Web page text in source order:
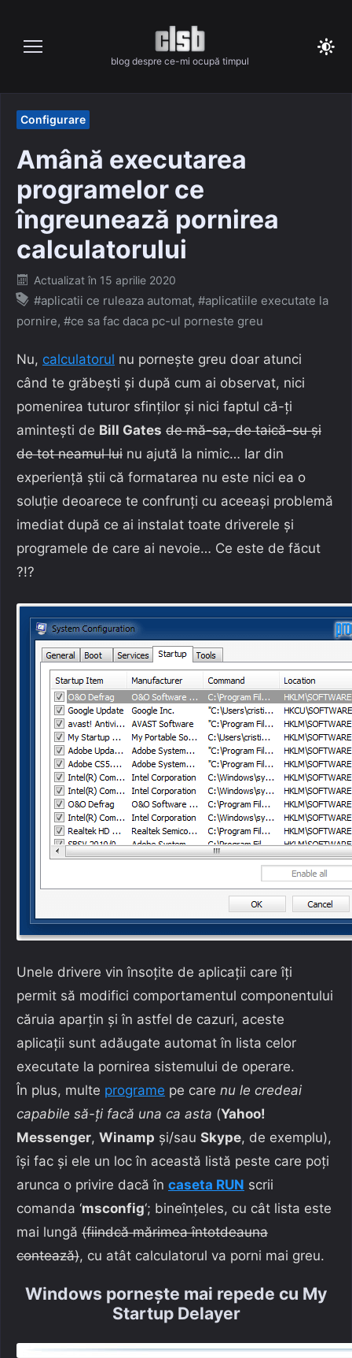
content
blog despre ce-mi ocupă timpul
Configurare
Amână executarea
programelor ce
îngreunează pornirea
calculatorului
Posted
on
Actualizat în 15 aprilie 2020
#aplicatii ce ruleaza automat, #aplicatiile executate la
pornire, #ce sa fac daca pc-ul porneste greu
Nu, calculatorul nu pornește greu doar atunci
când te grăbești și după cum ai observat, nici
pomenirea tuturor sfinților și nici faptul că-ți
amintești de Bill Gates de mă-sa, de taică-su și
de tot neamul lui nu ajută la nimic… Iar din
experiență știi că formatarea nu este nici ea o
soluție deoarece te confrunți cu aceeași problemă
imediat după ce ai instalat toate driverele și
programele de care ai nevoie… Ce este de făcut
?!?
Unele drivere vin însoțite de aplicații care îți
permit să modifici comportamentul componentului
căruia aparțin și în astfel de cazuri, aceste
aplicații sunt adăugate automat în lista celor
executate la pornirea sistemului de operare.
În plus, multe programe pe care nu le credeai
capabile să-ți facă una ca asta (Yahoo!
Messenger, Winamp și/sau Skype, de exemplu),
își fac și ele un loc în această listă peste care poți
arunca o privire dacă în caseta RUN scrii
comanda ‘msconfig‘; bineînțeles, cu cât lista este
mai lungă (fiindcă mărimea întotdeauna
contează), cu atât calculatorul va porni mai greu.
Windows pornește mai repede cu My
Startup Delayer